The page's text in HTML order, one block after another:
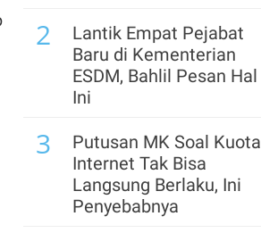
2
Lantik Empat Pejabat
Baru di Kementerian
ESDM, Bahlil Pesan Hal
Ini
3
Putusan MK Soal Kuota
Internet Tak Bisa
Langsung Berlaku, Ini
Penyebabnya